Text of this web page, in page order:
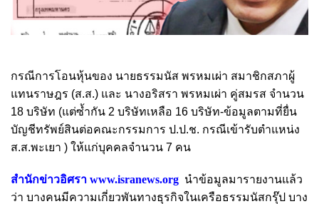
กรณีการโอนหุ้นของ นายธรรมนัส พรหมเผ่า สมาชิกสภาผู้
แทนราษฎร (ส.ส.) และ นางอริสรา พรหมเผ่า คู่สมรส จำนวน
18 บริษัท (แต่ซ้ำกัน 2 บริษัทเหลือ 16 บริษัท-ข้อมูลตามที่ยื่น
บัญชีทรัพย์สินต่อคณะกรรมการ ป.ป.ช. กรณีเข้ารับตำแหน่ง
ส.ส.พะเยา ) ให้แก่บุคคลจำนวน 7 คน
สำนักข่าวอิศรา www.isranews.org นำข้อมูลมารายงานแล้ว
ว่า บางคนมีความเกี่ยวพันทางธุรกิจในเครือธรรมนัสกรุ๊ป บาง